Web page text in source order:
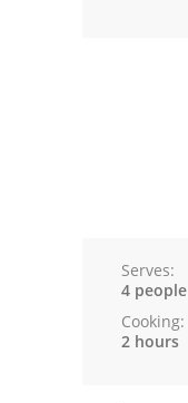
Serves:
4 people
Cooking:
2 hours